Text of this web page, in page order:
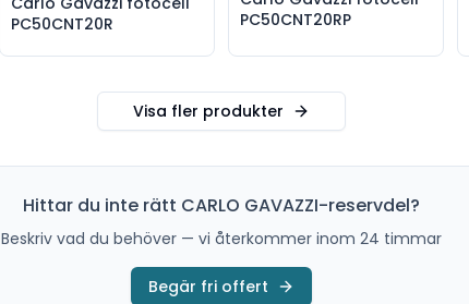
PC50CNT20R
PC50CNT20RP
Visa fler produkter
Hittar du inte rätt CARLO GAVAZZI-reservdel?
Beskriv vad du behöver — vi återkommer inom 24 timmar
Begär fri offert